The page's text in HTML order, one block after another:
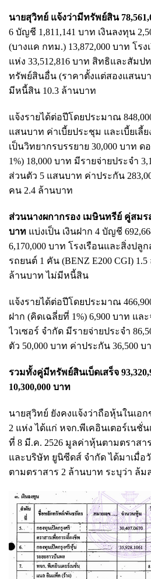
นายสุวิทย์ แจ้งว่ามีทรัพย์สิน
6 บัญชี 1,811,141 บาท เงินลงทุน
(บางแค กทม.) 13,872,000 บาท โร
แห่ง 33,512,816 บาท สิทธิและสัมป
ทรัพย์สินอื่น (ราคาตั้งแต่สองแสนบา
มีหนี้สิน 10.3 ล้านบาท
แจ้งรายได้ต่อปีโดยประมาณ
แสนบาท ค่าเบี้ยประชุม และเบี้ยเลี้
เป็นวิทยากรบรรยาย 30,000 บาท ด
1%) 18,000 บาท มีรายจ่ายประจำ
ส่วนตัว 5 แสนบาท ค่าประกัน
คน 2.4 ล้านบาท
ส่วนนางผกากรอง เมษินทรีย์ คู่สมร
บาท แบ่งเป็น เงินฝาก 4 บัญชี
6,170,000 บาท โรงเรือนและสิ่งปลู
รถยนต์ 1 คัน (BENZ E200 CGI)
ล้านบาท ไม่มีหนี้สิน
แจ้งรายได้ต่อปีโดยประมาณ
ฝาก (คิดเฉลี่ยที่ 1%) 6,900 บาท แ
ไวเซอร์ จำกัด มีรายจ่ายประจำ
ตัว 50,000 บาท ค่าประกัน 36,500 บ
รวมทั้งคู่มีทรัพย์สินเบ็ดเสร็จ
10,300,000 บาท
นายสุวิทย์ ยังคงแจ้งว่าถือหุ้นในเอ
2 แห่ง ได้แก่ หจก.พีเคอินเตอร์เน
ที่ 8 มี.ค. 2526 มูลค่าหุ้นตามตราสา
และบริษัท ยูนิซีดส์ จำกัด ได้มาเมื่อ
ตามตราสาร 2 ล้านบาท ระบุว่า ล้ม